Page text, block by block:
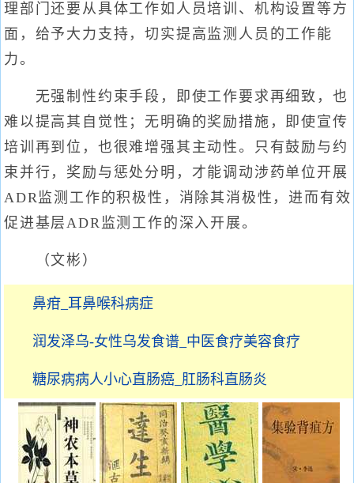
理部门还要从具体工作如人员培训、机构设置等方
面，给予大力支持，切实提高监测人员的工作能
力。
无强制性约束手段，即使工作要求再细致，也
难以提高其自觉性；无明确的奖励措施，即使宣传
培训再到位，也很难增强其主动性。只有鼓励与约
束并行，奖励与惩处分明，才能调动涉药单位开展
ADR监测工作的积极性，消除其消极性，进而有效
促进基层ADR监测工作的深入开展。
（文彬）
鼻疳_耳鼻喉科病症
润发泽乌-女性乌发食谱_中医食疗美容食疗
糖尿病病人小心直肠癌_肛肠科直肠炎